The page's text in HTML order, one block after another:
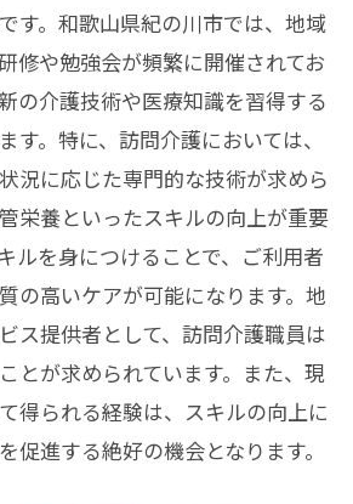
野での新たなチャレンジ
に応じた訪問介護の展望
未来を見据えた準備
の訪問介護の持続可能性
む新たな人間関係地域社会での
もたらす人間関係の変化
築かれる信頼関係
の訪問介護の役割
の信頼構築の方法
通じた地域連携の強化
す。和歌山県紀の川市では、地域
修や勉強会が頻繁に開催されてお
の介護技術や医療知識を習得する
す。特に、訪問介護においては、
況に応じた専門的な技術が求めら
栄養といったスキルの向上が重要
ルを身につけることで、ご利用者
の高いケアが可能になります。地
ス提供者として、訪問介護職員は
とが求められています。また、現
得られる経験は、スキルの向上に
促進する絶好の機会となります。